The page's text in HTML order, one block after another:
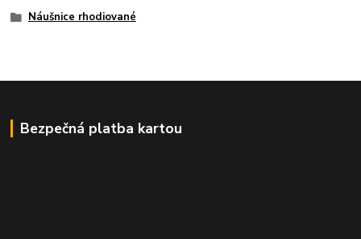
Náušnice rhodiované
Bezpečná platba kartou